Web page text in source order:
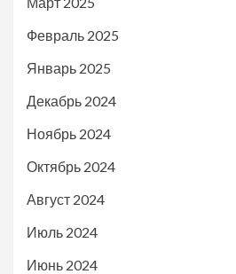
Февраль 2025
Январь 2025
Декабрь 2024
Ноябрь 2024
Октябрь 2024
Август 2024
Июль 2024
Июнь 2024